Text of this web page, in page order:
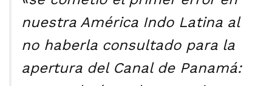
nuestra América Indo Latina al
no haberla consultado para la
apertura del Canal de Panamá: